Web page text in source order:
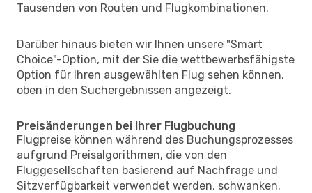
Tausenden von Routen und Flugkombinationen.
Darüber hinaus bieten wir Ihnen unsere "Smart
Choice"-Option, mit der Sie die wettbewerbsfähigste
Option für Ihren ausgewählten Flug sehen können,
oben in den Suchergebnissen angezeigt.
Preisänderungen bei Ihrer Flugbuchung
Flugpreise können während des Buchungsprozesses
aufgrund Preisalgorithmen, die von den
Fluggesellschaften basierend auf Nachfrage und
Sitzverfügbarkeit verwendet werden, schwanken.